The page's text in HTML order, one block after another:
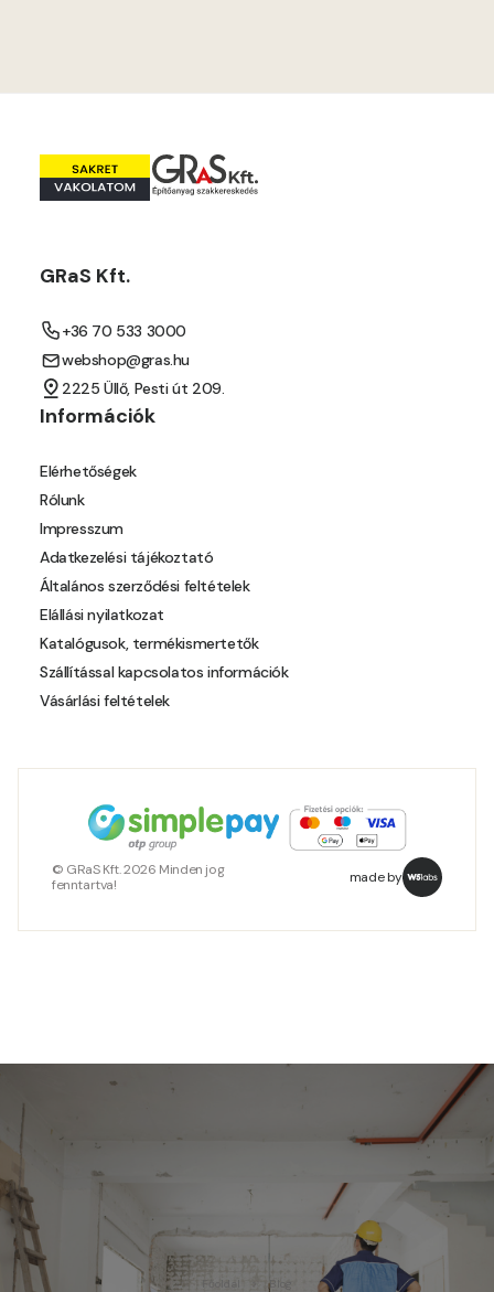
GRaS Kft.
+36 70 533 3000
webshop@gras.hu
2225 Üllő, Pesti út 209.
Információk
Elérhetőségek
Rólunk
Impresszum
Adatkezelési tájékoztató
Általános szerződési feltételek
Elállási nyilatkozat
Katalógusok, termékismertetők
Szállítással kapcsolatos információk
Vásárlási feltételek
© GRaS Kft. 2026 Minden jog
fenntartva!
made by
Főoldal Blog